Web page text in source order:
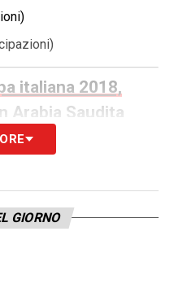
italiana 2018,
Arabia Saudita
GIORNO